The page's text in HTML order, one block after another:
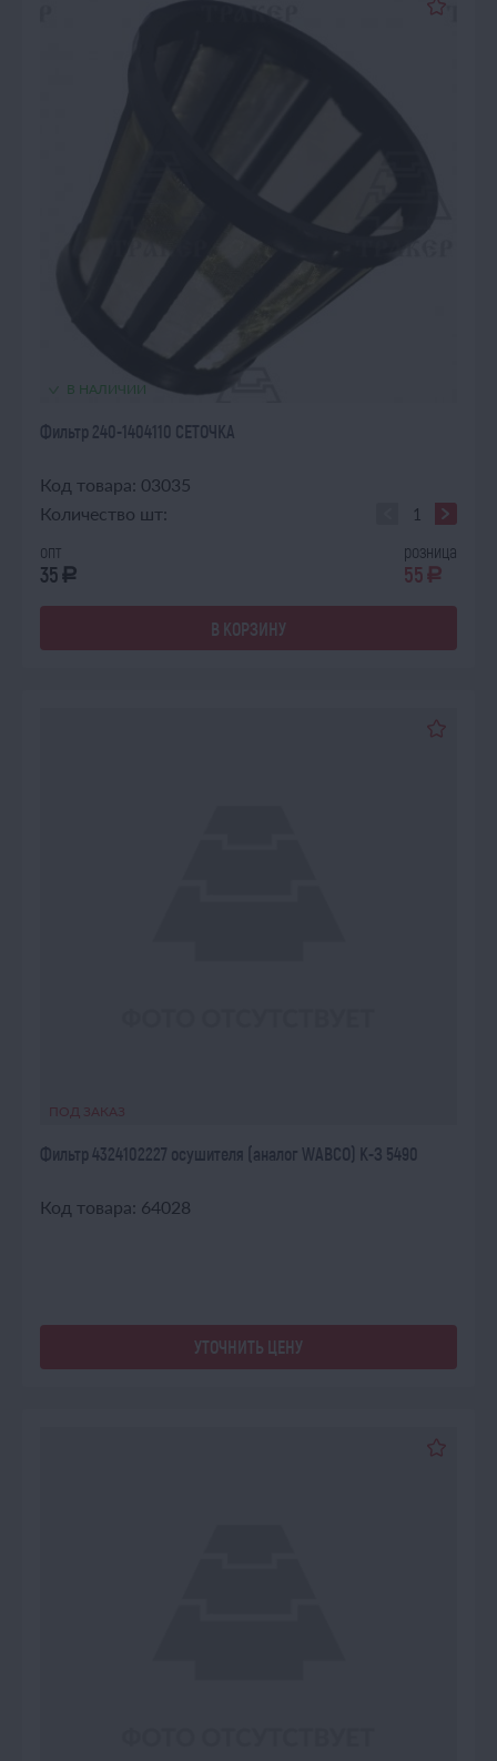
В НАЛИЧИИ
Фильтр 240-1404110 СЕТОЧКА
Код товара: 03035
Количество шт:
опт
35 a
розница
55 a
В КОРЗИНУ
ПОД ЗАКАЗ
Фильтр 4324102227 осушителя (аналог WABCO) К-З 5490
Код товара: 64028
УТОЧНИТЬ ЦЕНУ